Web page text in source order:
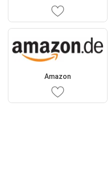
Amazon